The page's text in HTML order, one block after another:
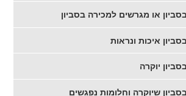
או מגרשים למכירה בסביון
איכות ונראות
יוקרה
שיוקרה וחלומות נפגשים